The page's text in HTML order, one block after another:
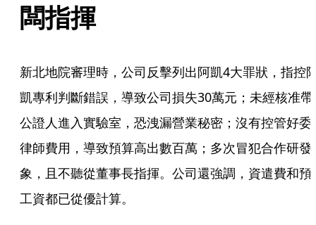
闆指揮
新北地院審理時，公司反擊列出阿凱4大罪狀，指控
凱專利判斷錯誤，導致公司損失30萬元；未經核准帶
公證人進入實驗室，恐洩漏營業秘密；沒有控管好委
律師費用，導致預算高出數百萬；多次冒犯合作研發
象，且不聽從董事長指揮。公司還強調，資遣費和預
工資都已從優計算。